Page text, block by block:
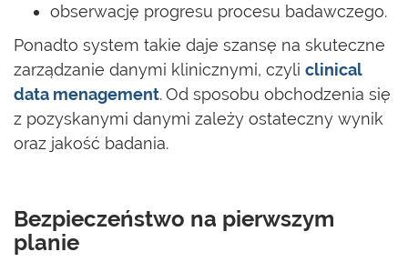
obserwację progresu procesu badawczego.
Ponadto system takie daje szansę na skuteczne
zarządzanie danymi klinicznymi, czyli clinical
data menagement.Od sposobu obchodzenia się
z pozyskanymi danymi zależy ostateczny wynik
oraz jakość badania.
Bezpieczeństwo na pierwszym
planie